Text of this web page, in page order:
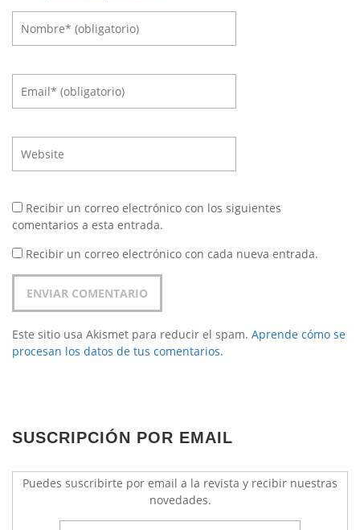
Recibir un correo electrónico con los siguientes
comentarios a esta entrada.
Recibir un correo electrónico con cada nueva entrada.
Este sitio usa Akismet para reducir el spam. Aprende cómo se
procesan los datos de tus comentarios.
SUSCRIPCIÓN POR EMAIL
Puedes suscribirte por email a la revista y recibir nuestras
novedades.